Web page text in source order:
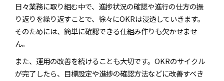
日々業務に取り組む中で、進捗状況の確認や進行の仕方の振
り返りを繰り返すことで、徐々にOKRは浸透していきます。
そのためには、簡単に確認できる仕組み作りも欠かせませ
ん。
また、運用の改善を続けることも大切です。OKRのサイクル
が完了したら、目標設定や進捗の確認方法などに改善すべき